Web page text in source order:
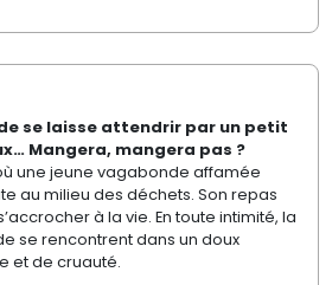
se laisse attendrir par un petit
Mangera, mangera pas ?
une jeune vagabonde affamée
au milieu des déchets. Son repas
à la vie. En toute intimité, la
se rencontrent dans un doux
et de cruauté.